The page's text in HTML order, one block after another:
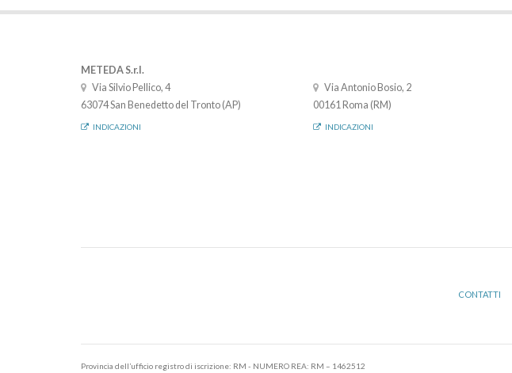
METEDA S.r.l.
Via Silvio Pellico, 4
63074 San Benedetto del Tronto (AP)
INDICAZIONI
Via Antonio Bosio, 2
00161 Roma (RM)
INDICAZIONI
CONTATTI
Provincia dell’ufficio registro di iscrizione: RM - NUMERO REA: RM – 1462512